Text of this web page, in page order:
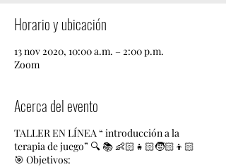
Horario y ubicación
13 nov 2020, 10:00 a.m. – 2:00 p.m.
Zoom
Acerca del evento
TALLER EN LÍNEA “ introducción a la
terapia de juego” 🔍 📚 👶🏻👧🏻🧒🏻👦🏻
🎯 Objetivos: